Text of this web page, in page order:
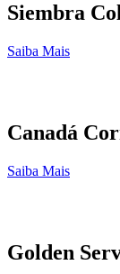
Siembra
Saiba Mais
Canadá
Saiba Mais
Golden